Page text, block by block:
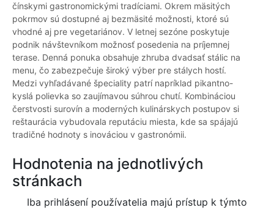
čínskymi gastronomickými tradíciami. Okrem mäsitých
pokrmov sú dostupné aj bezmäsité možnosti, ktoré sú
vhodné aj pre vegetariánov. V letnej sezóne poskytuje
podnik návštevníkom možnosť posedenia na príjemnej
terase. Denná ponuka obsahuje zhruba dvadsať stálic na
menu, čo zabezpečuje široký výber pre stálych hostí.
Medzi vyhľadávané špeciality patrí napríklad pikantno-
kyslá polievka so zaujímavou súhrou chutí. Kombináciou
čerstvosti surovín a moderných kulinárskych postupov si
reštaurácia vybudovala reputáciu miesta, kde sa spájajú
tradičné hodnoty s inováciou v gastronómii.
Hodnotenia na jednotlivých
stránkach
Iba prihlásení používatelia majú prístup k týmto